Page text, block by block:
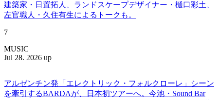
建築家・日置拓人、ランドスケープデザイナー・樋口彩土、
左官職人・久住有生によるトークも。
7
MUSIC
Jul 28. 2026 up
アルゼンチン発「エレクトリック・フォルクローレ」シーン
を牽引するBARDAが、日本初ツアーへ。今池・Sound Bar